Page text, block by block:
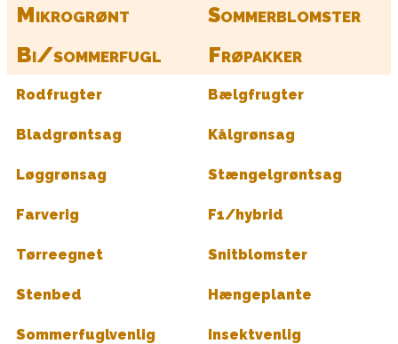
Mikrogrønt
Sommerblomster
Bi/sommerfugl
Frøpakker
Rodfrugter Bælgfrugter
Bladgrøntsag Kålgrønsag
Løggrønsag Stængelgrøntsag
Farverig F1/hybrid
Tørreegnet Snitblomster
Stenbed Hængeplante
Sommerfuglvenlig Insektvenlig